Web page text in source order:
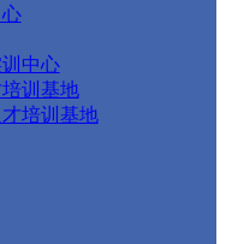
中心
训基地
培训基地